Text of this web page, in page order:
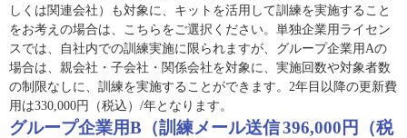
しくは関連会社）も対象に、キットを活用して訓練を実施すること
をお考えの場合は、こちらをご選択ください。単独企業用ライセン
スでは、自社内での訓練実施に限られますが、グループ企業用Aの
場合は、親会社・子会社・関係会社を対象に、実施回数や対象者数
の制限なしに、訓練を実施することができます。2年目以降の更新費
用は330,000円（税込）/年となります。
グループ企業用B（訓練メール送信396,000円（税